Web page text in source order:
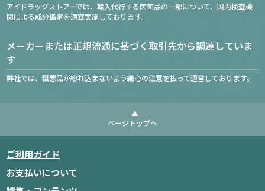
アイドラッグストアーでは、輸入代行する医薬品の一部について、国内検査機
関による成分鑑定を適宜実施しております。
メーカーまたは正規流通に基づく取引先から調達していま
す
弊社では、粗悪品が紛れ込まないよう細心の注意を払って運営しております。
ページトップへ
ご利用ガイド
お支払いについて